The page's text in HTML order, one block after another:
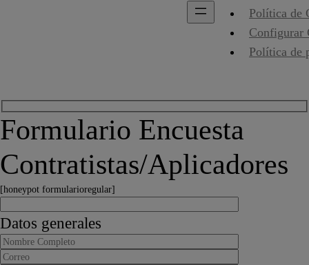
Política de
Configurar
Política de
Formulario Encuesta
Contratistas/Aplicadores
[honeypot formularioregular]
Datos generales